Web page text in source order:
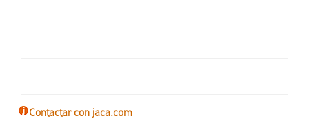
Contactar con jaca.com